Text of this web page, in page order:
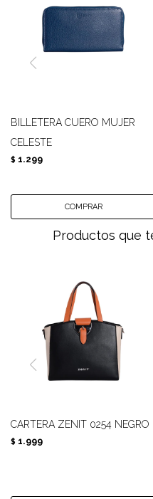
BILLETERA CUERO MUJER
CELESTE
$ 1.299
Productos que
CARTERA ZENIT 0254 NEGRO
$ 1.999